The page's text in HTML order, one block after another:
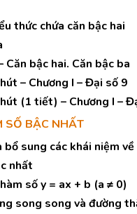
thức chứa căn bậc hai
Căn bậc hai. Căn bậc ba
– Chương I – Đại số 9
(1 tiết) – Chương I –
SỐ BẬC NHẤT
bổ sung các khái niệm
nhất
số y = ax + b (a ≠ 0)
song song và đường